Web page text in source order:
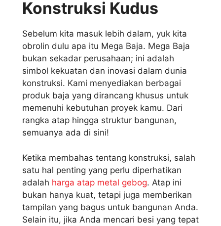
Konstruksi Kudus
Sebelum kita masuk lebih dalam, yuk kita
obrolin dulu apa itu Mega Baja. Mega Baja
bukan sekadar perusahaan; ini adalah
simbol kekuatan dan inovasi dalam dunia
konstruksi. Kami menyediakan berbagai
produk baja yang dirancang khusus untuk
memenuhi kebutuhan proyek kamu. Dari
rangka atap hingga struktur bangunan,
semuanya ada di sini!
Ketika membahas tentang konstruksi, salah
satu hal penting yang perlu diperhatikan
adalah harga atap metal gebog. Atap ini
bukan hanya kuat, tetapi juga memberikan
tampilan yang bagus untuk bangunan Anda.
Selain itu, jika Anda mencari besi yang tepat